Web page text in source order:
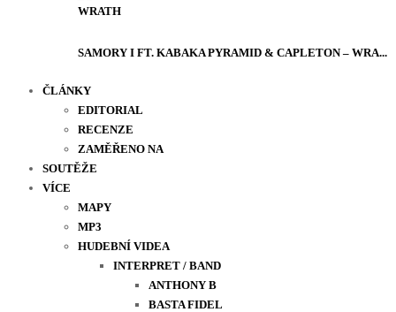
SAMORY I FT. KABAKA PYRAMID & CAPLETON – WRA...
ČLÁNKY
EDITORIAL
RECENZE
ZAMĚŘENO NA
SOUTĚŽE
VÍCE
MAPY
MP3
HUDEBNÍ VIDEA
INTERPRET / BAND
ANTHONY B
BASTA FIDEL